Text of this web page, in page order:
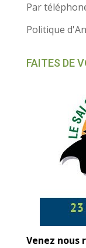
Par
Politique
FAITES DE
Venez nous